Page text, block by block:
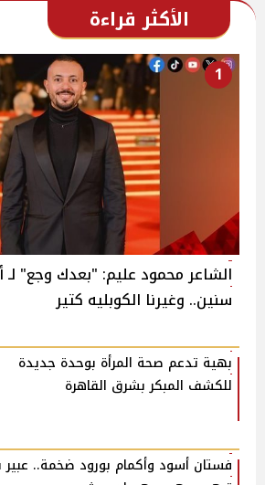
الأكثر قراءة
1
الشاعر محمود عليم: "بعدك وجع" لـ
سنين.. وغيرنا الكوبليه كتير
بهية تدعم صحة المرأة بوحدة جديدة
للكشف المبكر بشرق القاهرة
فستان أسود وأكمام بورود ضخمة.. عبير